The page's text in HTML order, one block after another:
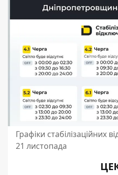
Графіки стабілізаційних
21 листопада